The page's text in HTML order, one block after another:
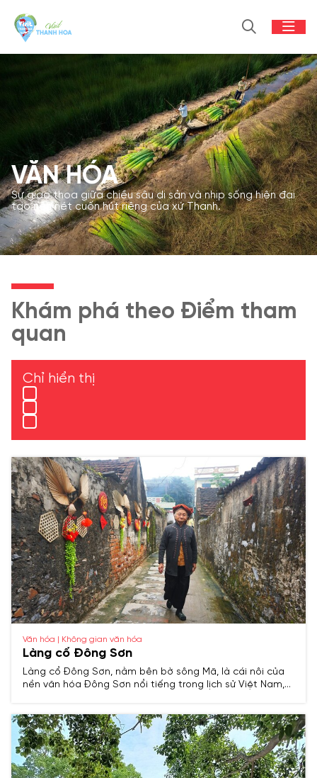
VĂN HÓA
Sự giao thoa giữa chiều sâu di sản và nhịp sống hiện đại
tạo nên nét cuốn hút riêng của xứ Thanh.
Khám phá theo Điểm tham
quan
Chỉ hiển thị
Văn hóa | Không gian văn hóa
Làng cổ Đông Sơn
Làng cổ Đông Sơn, nằm bên bờ sông Mã, là cái nôi của
nền văn hóa Đông Sơn nổi tiếng trong lịch sử Việt Nam,